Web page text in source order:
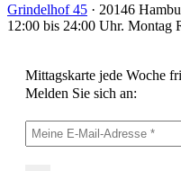
Grindelhof 45 · 20146
12:00 bis 24:00 Uhr. Montag
Mittagskarte jede Woche
Melden Sie sich an: